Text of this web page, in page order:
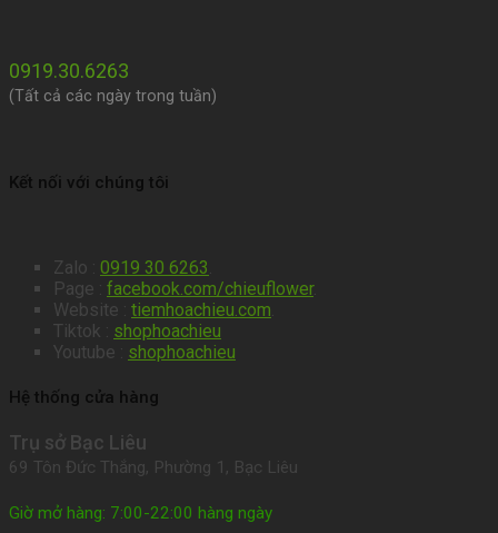
0919.30.6263
(Tất cả các ngày trong tuần)
Kết nối với chúng tôi
Zalo : 0919 30 6263
Page : facebook.com/chieuflower.
Website : tiemhoachieu.com
Tiktok : shophoachieu
Youtube : shophoachieu
Hệ thống cửa hàng
Trụ sở Bạc Liêu
69 Tôn Đức Thắng, Phường 1, Bạc Liêu
Giờ mở hàng: 7:00-22:00 hàng ngày